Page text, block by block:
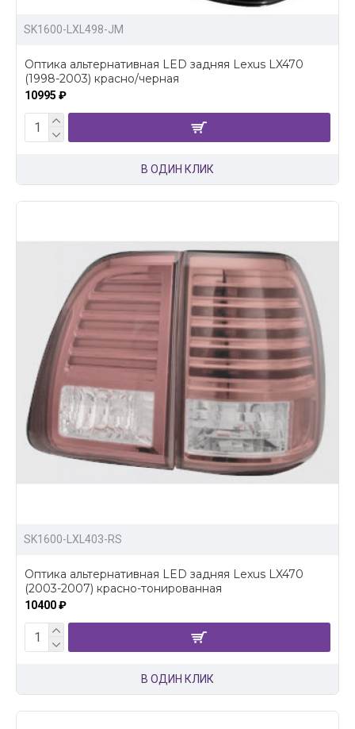
SK1600-LXL498-JM
Оптика альтернативная LED задняя Lexus LX470
(1998-2003) красно/черная
10995 ₽
В ОДИН КЛИК
SK1600-LXL403-RS
Оптика альтернативная LED задняя Lexus LX470
(2003-2007) красно-тонированная
10400 ₽
В ОДИН КЛИК